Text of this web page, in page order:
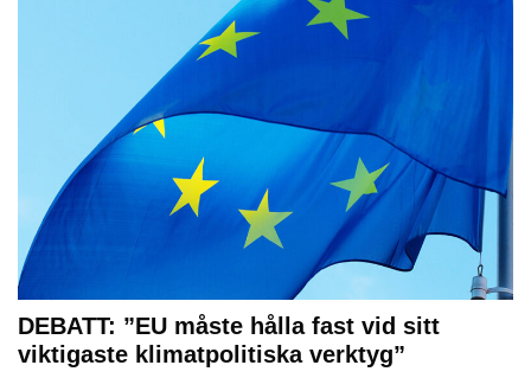
DEBATT: ”EU måste hålla fast vid sitt
viktigaste klimatpolitiska verktyg”